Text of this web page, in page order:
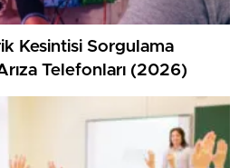
Kesintisi Sorgulama
Telefonları (2026)